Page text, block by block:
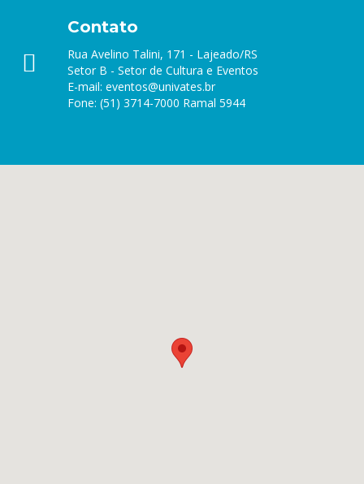
Contato
Rua Avelino Talini, 171 - Lajeado/RS
Setor B - Setor de Cultura e Eventos
E-mail: eventos@univates.br
Fone: (51) 3714-7000 Ramal 5944